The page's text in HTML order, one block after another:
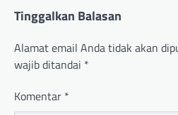
Tinggalkan Balasan
Alamat email Anda tidak akan
wajib ditandai *
Komentar *